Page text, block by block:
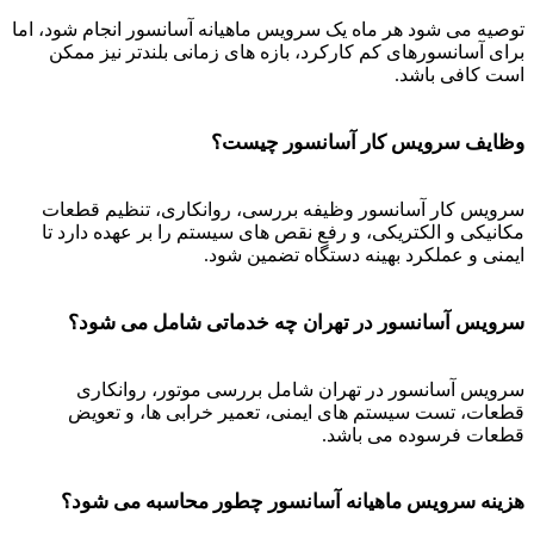
توصیه می شود هر ماه یک سرویس ماهیانه آسانسور انجام شود، اما
برای آسانسورهای کم کارکرد، بازه های زمانی بلندتر نیز ممکن
است کافی باشد.
وظایف سرویس کار آسانسور چیست؟
سرویس کار آسانسور وظیفه بررسی، روانکاری، تنظیم قطعات
مکانیکی و الکتریکی، و رفع نقص های سیستم را بر عهده دارد تا
ایمنی و عملکرد بهینه دستگاه تضمین شود.
سرویس آسانسور در تهران چه خدماتی شامل می شود؟
سرویس آسانسور در تهران شامل بررسی موتور، روانکاری
قطعات، تست سیستم های ایمنی، تعمیر خرابی ها، و تعویض
قطعات فرسوده می باشد.
هزینه سرویس ماهیانه آسانسور چطور محاسبه می شود؟